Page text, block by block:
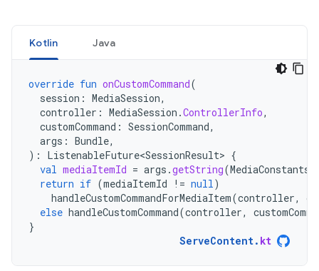
Kotlin Java
override fun onCustomCommand(
session : MediaSession,
controller : MediaSession .ControllerInfo,
customCommand : SessionCommand,
args : Bundle,
):
ListenableFuture<SessionResult> {
val mediaItemId = args .getString(MediaConstants
return if (mediaItemId != null)
handleCustomCommandForMediaItem(controller,
else handleCustomCommand(controller,
}
ServeContent. kt